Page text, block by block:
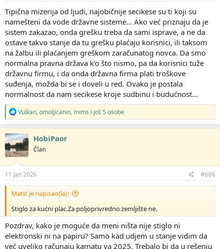
:
Tipična mizerija od ljudi, najobičnije secikese su ti koji su
namešteni da vode državne sisteme... Ako već priznaju da je
sistem zakazao, onda grešku treba da sami isprave, a ne da
ostave takvo stanje da tu grešku plaćaju korisnici, ili taksom
na žalbu ili plaćanjem greškom zaračunatog novca. Da smo
normalna pravna država k'o što nismo, pa da korisnici tuže
državnu firmu, i da onda državna firma plati troškove
suđenja, možda bi se i doveli u red. Ovako je postala
normalnost da nam secikese kroje sudbinu i budućnost...
R
e
a
g
o
v
a
n
j
Vulkan,omoljicanin, mims i još 5 osobe
HobiPaor
Član
11 Jan 2026 #686
Matić je napisao(la):
Stiglo za kućni plac.Za poljoprivredno zemljište ne.
Pozdrav, kako je moguće da meni ništa nije stiglo ni
elektronski ni na papiru? Samo kad udjem u stanje vidim da
već uveliko računaju kamatu ya 2025. Trebalo bi da u rešenju